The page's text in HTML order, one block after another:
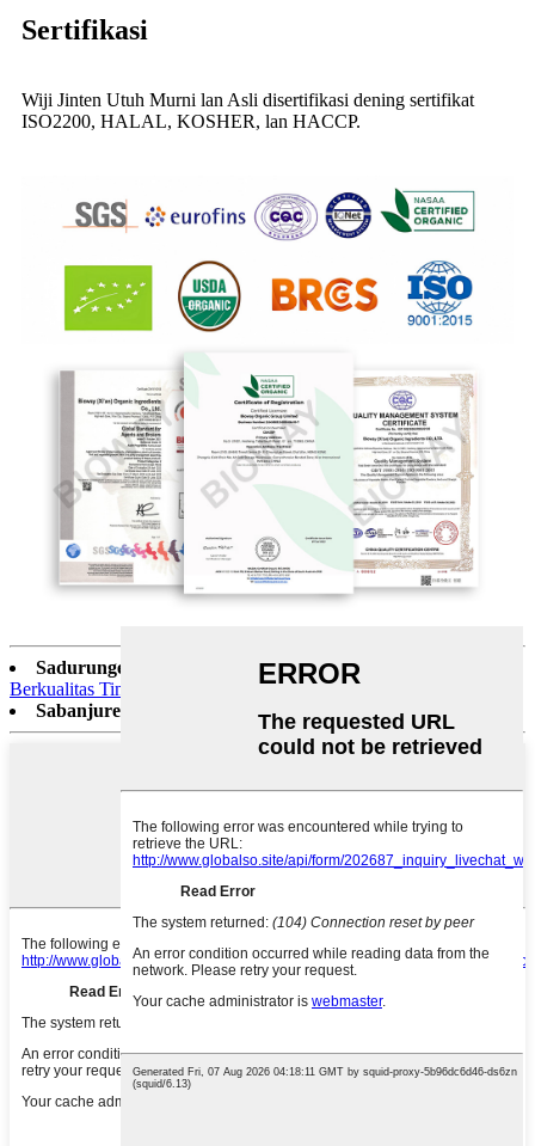
Sertifikasi
Wiji Jinten Utuh Murni lan Asli disertifikasi dening sertifikat
ISO2200, HALAL, KOSHER, lan HACCP.
Sadurunge:
Bawang Putih Ireng Fermentasi Organik Garing
Berkualitas Tinggi
Sabanjure:
Cengkeh Utuh/Bubuk sing Apik